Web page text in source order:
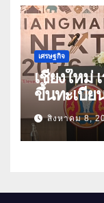
เศรษฐกิจ
เชียงใหม่
ขึ้นทะเบีย
ติดอาวุธผู้
สินค้าอัต
สิงหาคม 8,